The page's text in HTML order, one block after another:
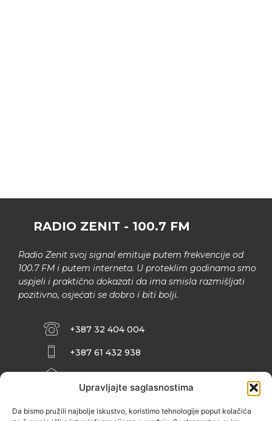
Upravljajte saglasnostima
Da bismo pružili najbolje iskustvo, koristimo tehnologije poput kolačića
RADIO ZENIT - 100.7 FM
Radio Zenit svoj signal emituje putem frekvencije od
100.7 FM i putem interneta. U proteklim godinama smo
uspjeli i praktično dokazati da ima smisla razmišljati
pozitivno, osjećati se dobro i biti bolji.
+387 32 404 004
+387 61 432 938
INFO@ZENIT.BA
ZENIČANKA, 3. SPRAT), 72000 ZENICA